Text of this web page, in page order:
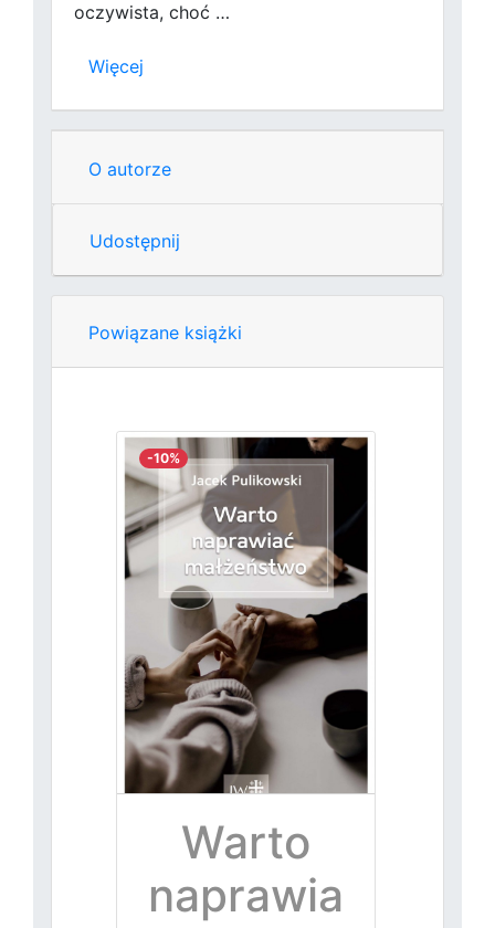
oczywista, choć …
Więcej
O autorze
Udostępnij
Powiązane książki
-10%
Warto
naprawia